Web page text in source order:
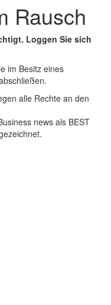
Rausch
Loggen Sie sich
im Besitz eines
alle Rechte an den
news als BEST